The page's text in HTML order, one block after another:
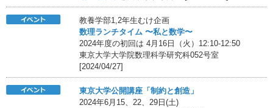
教養学部1,2年生むけ企画
数理ランチタイム 〜私と数学〜
2024年度の初回は 4月16日（火）12:10-12:50
東京大学大学院数理科学研究科052号室
[2024/04/27]
東京大学公開講座「制約と創造」
2024年6月15、22、29日(土)